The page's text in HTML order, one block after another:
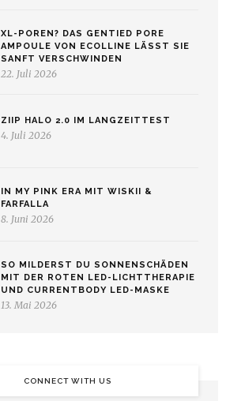
XL-POREN? DAS GENTIED PORE
AMPOULE VON ECOLLINE LÄSST SIE
SANFT VERSCHWINDEN
22. Juli 2026
ZIIP HALO 2.0 IM LANGZEITTEST
4. Juli 2026
IN MY PINK ERA MIT WISKII &
FARFALLA
8. Juni 2026
SO MILDERST DU SONNENSCHÄDEN
MIT DER ROTEN LED-LICHTTHERAPIE
UND CURRENTBODY LED-MASKE
13. Mai 2026
CONNECT WITH US